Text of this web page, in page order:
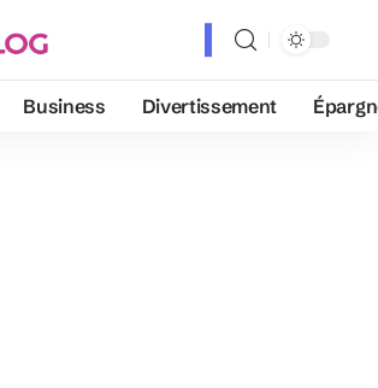
Business Divertissement